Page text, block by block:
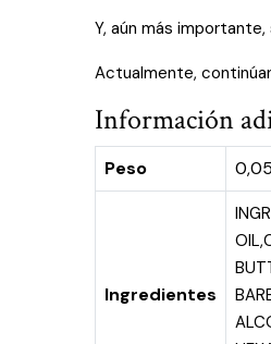
Y, aún más
Actualmente,
Información
Peso
Ingredientes